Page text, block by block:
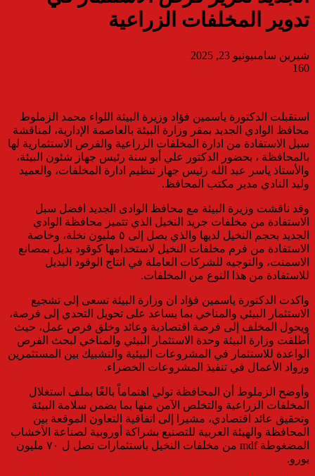
تدوير المخلفات الزراعية
شيرين سامىيونيو 23, 2025
160
استقبلت الدكتورة ياسمين فؤاد وزيرة البيئة اللواء محمد الزملوط
محافظ الوادي الجديد بمقر وزارة البيئة بالعاصمة الإدارية، لمناقشة
سبل الاستفادة من ادارة المخلفات الزراعية والفرص الاستثمارية لها
بالمحافظة ، بحضور الدكتور علي أبو سنة رئيس جهاز شئون البيئة،
والأستاذ ياسر عبد الله رئيس جهاز تنظيم ادارة المخلفات، والعميد
وليد النادي مدير مكتب المحافظ.
وقد ناقشت وزيرة البيئة مع محافظ الوادى الجديد افضل سبل
الاستفادة من مخلفات جريد النخيل الذي تتميز محافظة الوادي
الجديد بحجم النخيل لديها والذي يصل إلى ٥ مليون نخلة، وخاصة
الاستفادة من فرم مخلفات النخيل لاستخدامها كوقود بديل بمصانع
الاسمنت، والتوجيه للشركات العاملة في انتاج الوقود البديل
للاستفادة من هذا النوع من المخلفات.
واكدت الدكتورة ياسمين فؤاد ان وزارة البيئة تسعى إلى تشجيع
الاستثمار البيئي والمناخي بما يساعد على تحويل التحدي إلى فرصة،
ويحول المخلف إلى فرصة اقتصادية وعائد وخلق فرص عمل، حيث
أطلقت وزارة البيئة وحدة الاستثمار البيئي والمناخي لبحث الفرص
الواعدة للاستثمار في المشروعات البيئية والتشبيك بين المستثمرين
ورواد الأعمال في تنفيذ المشروعات الخضراء.
وأوضح الزملوط أن المحافظة تولي اهتماماً بالغًا بملف استغلال
المخلفات الزراعية والتخلص الآمن منها بما يضمن سلامة البيئة
وتحقيق عائد اقتصادي، مشيرا إلى اتفاقية التعاون الموقعة بين
المحافظة والهيئة العربية للتصنيع بشراكة أوروبية لصناعة الأخشاب
المضغوطة mdf من مخلفات النخيل باستثمارات تصل ل ٧٠ مليون
يورو.